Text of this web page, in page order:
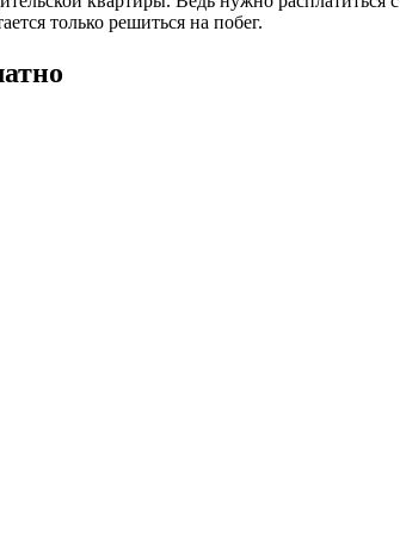
только решиться на побег.